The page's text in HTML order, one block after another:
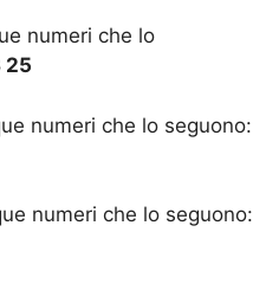
numeri che lo
numeri che lo seguono:
numeri che lo seguono: